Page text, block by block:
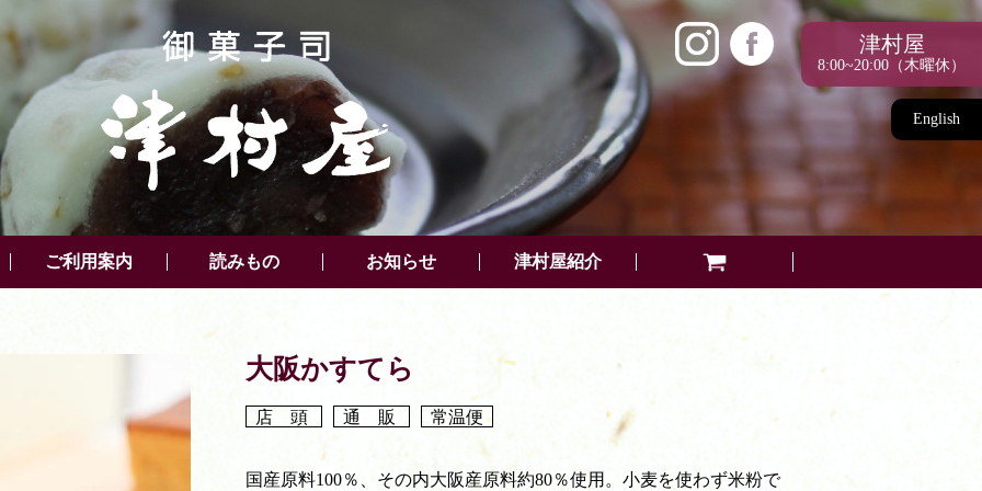
津村屋
8:00~20:00（木曜休）
English
ご利用案内 読みもの お知らせ 津村屋紹介
大阪かすてら
店 頭 通 販 常温便
国産原料100％、その内大阪産原料約80％使用。小麦を使わず米粉で